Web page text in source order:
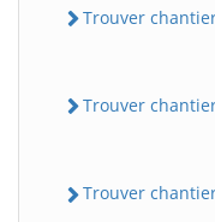
Trouver
Trouver
Trouver